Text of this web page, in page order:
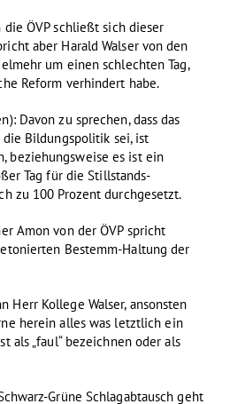
die ÖVP schließt sich dieser
aber Harald Walser von den
um einen schlechten Tag,
Reform verhindert habe.
Davon zu sprechen, dass das
Bildungspolitik sei, ist
beziehungsweise es ist ein
Tag für die Stillstands-
zu 100 Prozent durchgesetzt.
Amon von der ÖVP spricht
Bestemm-Haltung der
Herr Kollege Walser, ansonsten
herein alles was letztlich ein
als „faul“ bezeichnen oder als
Grüne Schlagabtausch geht